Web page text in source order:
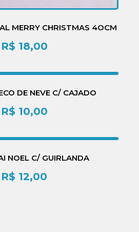
MERRY CHRISTMAS 4OCM
R$18,00
DE NEVE C/ CAJADO
R$10,00
NOEL C/ GUIRLANDA
R$ 12,00